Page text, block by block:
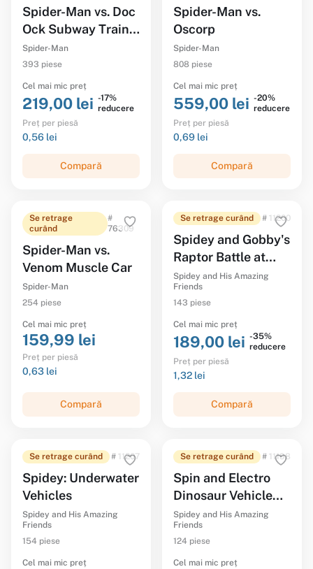
Spider-Man vs. Doc
Ock Subway Train
Scene
Spider-Man
393 piese
Cel mai mic preț
219,00 lei -17%
reducere
Preț per piesă
0,56 lei
Compară
Spider-Man vs.
Oscorp
Spider-Man
808 piese
Cel mai mic preț
559,00 lei -20%
reducere
Preț per piesă
0,69 lei
Compară
Se retrage
curând
#
76309
Spider-Man vs.
Venom Muscle Car
Spider-Man
254 piese
Cel mai mic preț
159,99 lei
Preț per piesă
0,63 lei
Compară
Se retrage curând # 11200
Spidey and Gobby's
Raptor Battle at
Tree House HQ
Spidey and His Amazing
Friends
143 piese
Cel mai mic preț
189,00 lei -35%
reducere
Preț per piesă
1,32 lei
Compară
Se retrage curând # 11207
Spidey: Underwater
Vehicles
Spidey and His Amazing
Friends
154 piese
Cel mai mic preț
Se retrage curând # 11198
Spin and Electro
Dinosaur Vehicle
Chase
Spidey and His Amazing
Friends
124 piese
Cel mai mic preț